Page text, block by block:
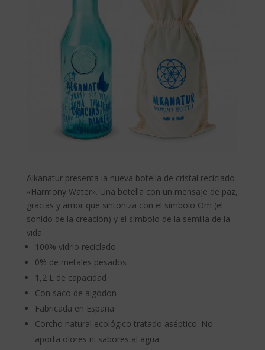
Alkanatur presenta la nueva botella de cristal reciclado
«Harmony Water». Una botella con un mensaje de paz,
gracias y amor que sintoniza con el símbolo Om (el
sonido de la creación) y el símbolo de la semilla de la
vida.
100% vidrio reciclado
0% de metales pesados
1,2 L de capacidad
Con saco de algodon
Fabricada en España
Corcho natural ecológico tratado aséptico. No
aporta olores ni sabores al agua